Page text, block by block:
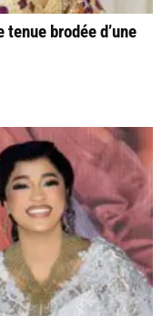
brodée d’une